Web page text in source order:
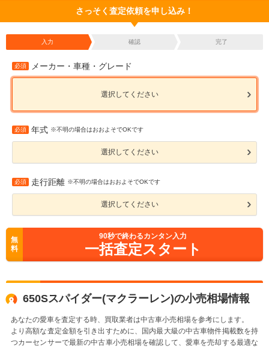
さっそく査定依頼を申し込み！
入力 確認 完了
必須 メーカー・車種・グレード
選択してください
必須 年式 ※不明の場合はおおよそでOKです
選択してください
必須 走行距離 ※不明の場合はおおよそでOKです
選択してください
無
料
90秒で終わるカンタン入力
一括査定スタート
650Sスパイダー(マクラーレン)の小売相場情報
あなたの愛車を査定する時、買取業者は中古車小売相場を参考にします。
より高額な査定金額を引き出すために、国内最大級の中古車物件掲載数を持
つカーセンサーで最新の中古車小売相場を確認して、愛車を売却する最適な